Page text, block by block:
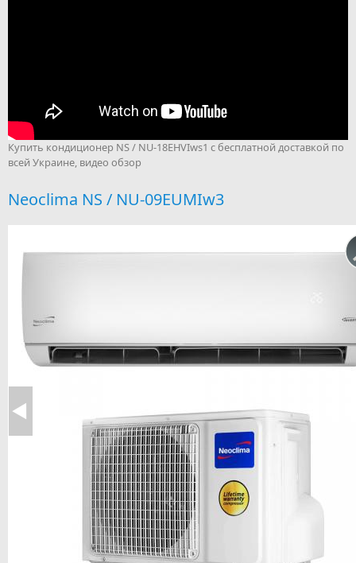
Купить кондиционер NS / NU-18EHVIws1 с бесплатной доставкой по
всей Украине, видео обзор
Neoclima NS / NU-09EUMIw3